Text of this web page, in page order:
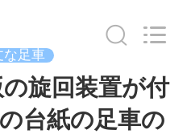
な足車
旋回装置が付
台紙の足車の